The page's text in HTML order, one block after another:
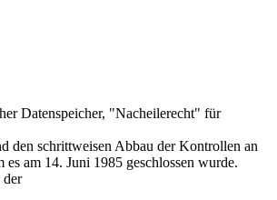
Datenspeicher, "Nacheilerecht" für
den schrittweisen Abbau der Kontrollen an
am 14. Juni 1985 geschlossen wurde.
der